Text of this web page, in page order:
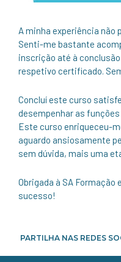
A minha experiência
Senti-me bastante
inscrição até à
respetivo certificado.
Concluí este curso
desempenhar as funções
Este curso enriqueceu-
aguardo ansiosamente
sem dúvida, mais uma
Obrigada à SA
sucesso!
PARTILHA NAS REDES